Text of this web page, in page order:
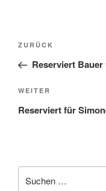
Vorheriger
Beitrag
ZURÜCK
Reserviert
Nächster
Beitrag
WEITER
Reserviert für
nach: